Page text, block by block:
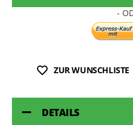
ZUR WUNSCHLISTE
DETAILS